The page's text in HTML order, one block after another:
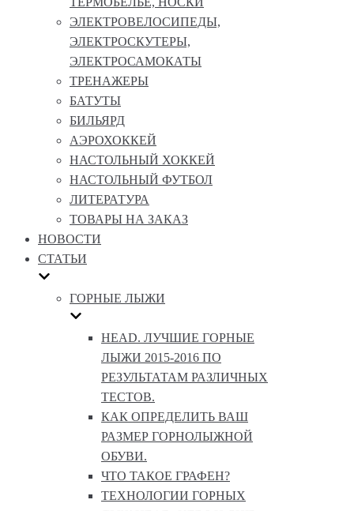
ЭЛЕКТРОВЕЛОСИПЕДЫ,
ЭЛЕКТРОСКУТЕРЫ,
ЭЛЕКТРОСАМОКАТЫ
ТРЕНАЖЕРЫ
БАТУТЫ
БИЛЬЯРД
АЭРОХОККЕЙ
НАСТОЛЬНЫЙ ХОККЕЙ
НАСТОЛЬНЫЙ ФУТБОЛ
ЛИТЕРАТУРА
ТОВАРЫ НА ЗАКАЗ
НОВОСТИ
СТАТЬИ
ГОРНЫЕ ЛЫЖИ
HEAD. ЛУЧШИЕ ГОРНЫЕ
ЛЫЖИ 2015-2016 ПО
РЕЗУЛЬТАТАМ РАЗЛИЧНЫХ
ТЕСТОВ.
КАК ОПРЕДЕЛИТЬ ВАШ
РАЗМЕР ГОРНОЛЫЖНОЙ
ОБУВИ.
ЧТО ТАКОЕ ГРАФЕН?
ТЕХНОЛОГИИ ГОРНЫХ